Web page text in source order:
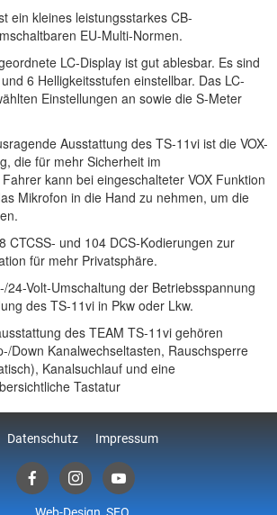
ein kleines leistungsstarkes CB-
EU-Multi-Normen.
LC-Display ist gut ablesbar. Es sind
6 Helligkeitsstufen einstellbar. Das LC-
Einstellungen an sowie die S-Meter
Ausstattung des TS-11vi ist die VOX-
die für mehr Sicherheit im
kann bei eingeschalteter VOX Funktion
Mikrofon in die Hand zu nehmen, um die
CTCSS- und 104 DCS-Kodierungen zur
für mehr Privatsphäre.
24-Volt-Umschaltung der Betriebsspannung
des TS-11vi in Pkw oder Lkw.
des TEAM TS-11vi gehören
Down Kanalwechseltasten, Rauschsperre
Kanalsuchlauf und eine
Tastatur
Datenschutz Impressum